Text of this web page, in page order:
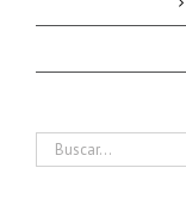
Buscar: